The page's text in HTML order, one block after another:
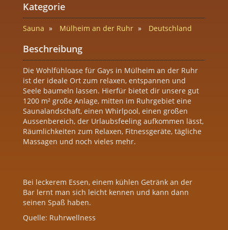
Kategorie
Sauna Mülheim an der Ruhr Deutschland
Beschreibung
Die Wohlfühloase für Gays in Mülheim an der Ruhr
ist der ideale Ort zum relaxen, entspannen und
Seele baumeln lassen. Hierfür bietet dir unsere gut
1200 m² große Anlage, mitten im Ruhrgebiet eine
Saunalandschaft, einen Whirlpool, einen großen
Aussenbereich, der Urlaubsfeeling aufkommen lässt,
Räumlichkeiten zum Relaxen, Fitnessgeräte, tägliche
Massagen und noch vieles mehr.
Bei leckerem Essen, einem kühlen Getränk an der
Bar lernt man sich leicht kennen und kann dann
seinen Spaß haben.
Quelle: Ruhrwellness